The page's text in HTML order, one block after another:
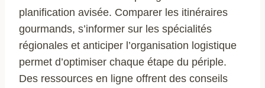
planification avisée. Comparer les itinéraires
gourmands, s’informer sur les spécialités
régionales et anticiper l’organisation logistique
permet d’optimiser chaque étape du périple.
Des ressources en ligne offrent des conseils